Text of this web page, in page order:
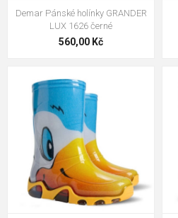
Demar Pánské holínky GRANDER
LUX 1626 černé
560,00 Kč